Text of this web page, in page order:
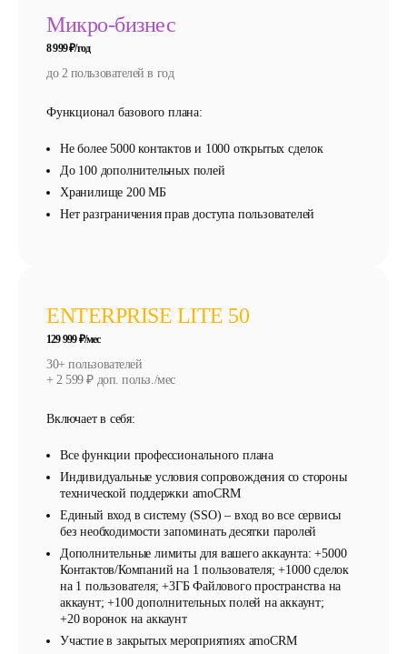
Микро-бизнес
8 999 ₽/год
до 2 пользователей в год
Функционал базового плана:
Не более 5000 контактов и 1000 открытых сделок
До 100 дополнительных полей
Хранилище 200 МБ
Нет разграничения прав доступа пользователей
ENTERPRISE LITE 50
129 999 ₽/мес
30+ пользователей
+ 2 599 ₽ доп. польз./мес
Включает в себя:
Все функции профессионального плана
Индивидуальные условия сопровождения со стороны
технической поддержки amoCRM
Единый вход в систему (SSO) – вход во все сервисы
без необходимости запоминать десятки паролей
Дополнительные лимиты для вашего аккаунта: +5000
Контактов/Компаний на 1 пользователя; +1000 сделок
на 1 пользователя; +3ГБ Файлового пространства на
аккаунт; +100 дополнительных полей на аккаунт;
+20 воронок на аккаунт
Участие в закрытых мероприятиях amoCRM